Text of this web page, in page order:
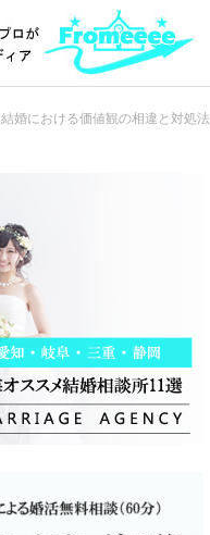
結婚における価値観の相違と対処法